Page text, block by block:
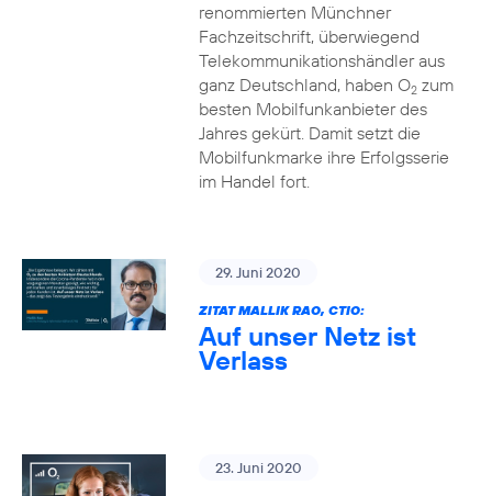
renommierten Münchner
Fachzeitschrift, überwiegend
Telekommunikationshändler aus
ganz Deutschland, haben O2zum
besten Mobilfunkanbieter des
Jahres gekürt. Damit setzt die
Mobilfunkmarke ihre Erfolgsserie
im Handel fort.
29. Juni 2020
ZITAT MALLIK RAO, CTIO:
Auf unser Netz ist
Verlass
23. Juni 2020